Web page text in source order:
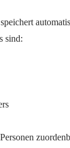
sind: